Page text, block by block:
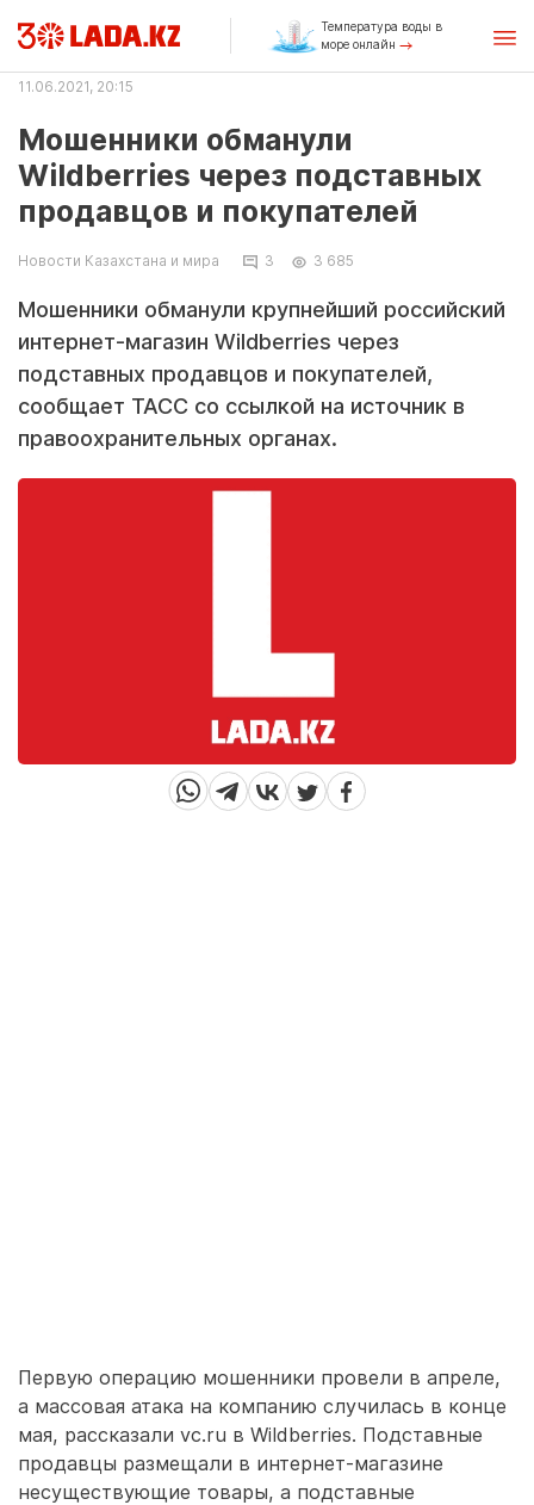
Температура воды в
море онлайн
11.06.2021, 20:15
Мошенники обманули
Wildberries через подставных
продавцов и покупателей
Новости Казахстана и мира 3 3 685
Мошенники обманули крупнейший российский
интернет-магазин Wildberries через
подставных продавцов и покупателей,
сообщает ТАСС со ссылкой на источник в
правоохранительных органах.
Первую операцию мошенники провели в апреле,
а массовая атака на компанию случилась в конце
мая, рассказали vc.ru в Wildberries. Подставные
продавцы размещали в интернет-магазине
несуществующие товары, а подставные